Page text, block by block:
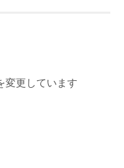
変更しています